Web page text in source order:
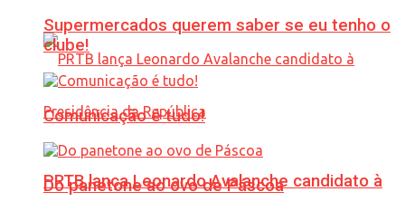
PRTB lança Leonardo Avalanche candidato à
Supermercados querem saber se eu tenho o
clube!
Comunicação é tudo!
Do panetone ao ovo de Páscoa